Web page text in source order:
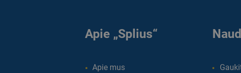
Apie „Splius“
Apie mus